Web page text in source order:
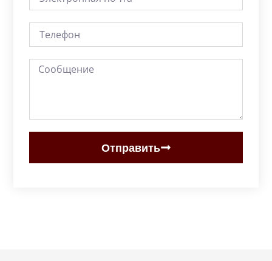
Отправить